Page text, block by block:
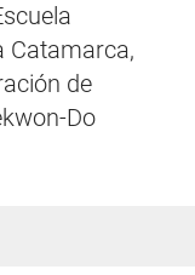
Catamarca,
de
Do